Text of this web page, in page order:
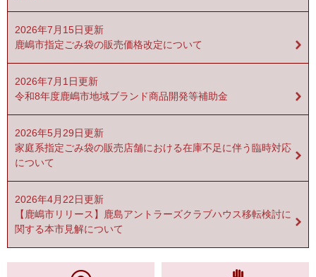
2026年7月15日更新
鹿嶋市指定ごみ袋の販売価格改定について
2026年7月1日更新
令和8年度鹿嶋市地域ブランド商品開発等補助金
2026年5月29日更新
家庭系指定ごみ袋の販売店舗における在庫不足に伴う臨時対応
について
2026年4月22日更新
【鹿嶋市リリース】鹿島アントラーズクラブハウス移転検討に
関する本市見解について